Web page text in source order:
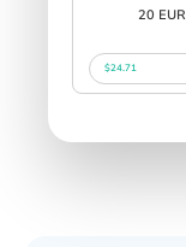
20 EUR
$24.71